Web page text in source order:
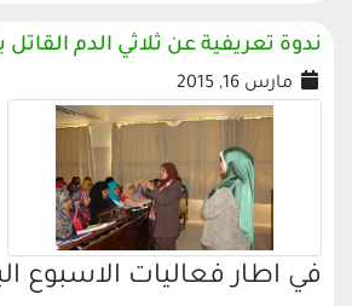
ندوة تعريفية عن ثلاثي الدم
مارس 16, 2015
في اطار فعاليات الاسبوع